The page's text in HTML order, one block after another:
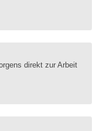
direkt zur Arbeit